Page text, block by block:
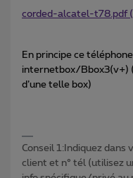
corded-alcatel-t78.pdf
En principe ce
internetbox/Bbox3(v+)
d’une telle box)
Conseil 1:Indiquez
client et n° tél (utilisez